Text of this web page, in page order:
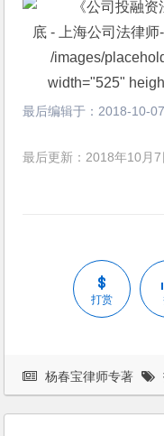
/images/
width="525"
最后编辑于： 2018-10-
最后更新：2018年10月7
打赏
杨春宝律师专著